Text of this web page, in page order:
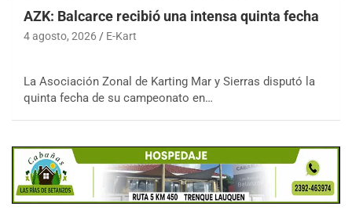
AZK: Balcarce recibió una intensa quinta fecha
4 agosto, 2026 E-Kart
La Asociación Zonal de Karting Mar y Sierras disputó la
quinta fecha de su campeonato en…